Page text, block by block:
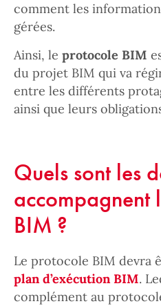
comment les
gérées.
Ainsi, le protocole BIM
du projet BIM qui va
entre les différents
ainsi que leurs
Quels sont les
accompagnent
BIM ?
Le protocole BIM devra
plan d’exécution BIM.
complément au